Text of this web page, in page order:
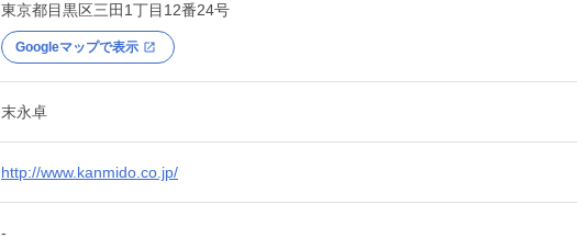
東京都目黒区三田1丁目12番24号
Googleマップで表示
末永卓
http://www.kanmido.co.jp/
-